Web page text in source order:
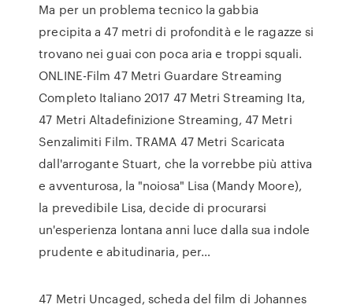
Ma per un problema tecnico la gabbia
precipita a 47 metri di profondità e le ragazze si
trovano nei guai con poca aria e troppi squali.
ONLINE-Film 47 Metri Guardare Streaming
Completo Italiano 2017 47 Metri Streaming Ita,
47 Metri Altadefinizione Streaming, 47 Metri
Senzalimiti Film. TRAMA 47 Metri Scaricata
dall'arrogante Stuart, che la vorrebbe più attiva
e avventurosa, la "noiosa" Lisa (Mandy Moore),
la prevedibile Lisa, decide di procurarsi
un'esperienza lontana anni luce dalla sua indole
prudente e abitudinaria, per…
47 Metri Uncaged, scheda del film di Johannes